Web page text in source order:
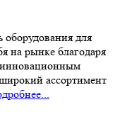
для
на рынке благодаря
инновационным
ассортимент